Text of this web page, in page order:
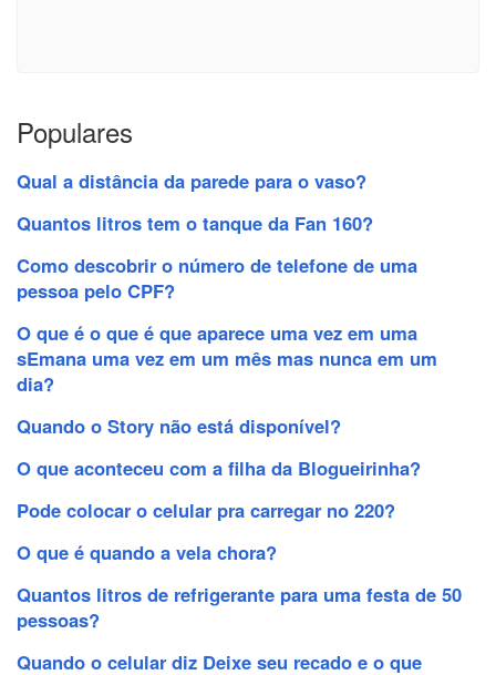
Populares
Qual a distância da parede para o vaso?
Quantos litros tem o tanque da Fan 160?
Como descobrir o número de telefone de uma
pessoa pelo CPF?
O que é o que é que aparece uma vez em uma
sEmana uma vez em um mês mas nunca em um
dia?
Quando o Story não está disponível?
O que aconteceu com a filha da Blogueirinha?
Pode colocar o celular pra carregar no 220?
O que é quando a vela chora?
Quantos litros de refrigerante para uma festa de 50
pessoas?
Quando o celular diz Deixe seu recado e o que